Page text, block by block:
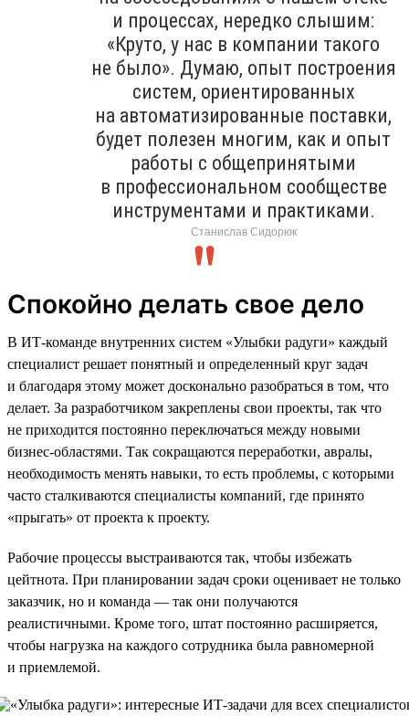
и процессах, нередко слышим:
«Круто, у нас в компании такого
не было». Думаю, опыт построения
систем, ориентированных
на автоматизированные поставки,
будет полезен многим, как и опыт
работы с общепринятыми
в профессиональном сообществе
инструментами и практиками.
Станислав Сидорюк
Спокойно делать свое дело
В ИТ-команде внутренних систем «Улыбки радуги» каждый
специалист решает понятный и определенный круг задач
и благодаря этому может досконально разобраться в том, что
делает. За разработчиком закреплены свои проекты, так что
не приходится постоянно переключаться между новыми
бизнес-областями. Так сокращаются переработки, авралы,
необходимость менять навыки, то есть проблемы, с которыми
часто сталкиваются специалисты компаний, где принято
«прыгать» от проекта к проекту.
Рабочие процессы выстраиваются так, чтобы избежать
цейтнота. При планировании задач сроки оценивает не только
заказчик, но и команда — так они получаются
реалистичными. Кроме того, штат постоянно расширяется,
чтобы нагрузка на каждого сотрудника была равномерной
и приемлемой.